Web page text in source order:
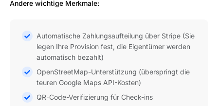
Andere wichtige Merkmale:
Automatische Zahlungsaufteilung über Stripe (Sie
legen Ihre Provision fest, die Eigentümer werden
automatisch bezahlt)
OpenStreetMap-Unterstützung (überspringt die
teuren Google Maps API-Kosten)
QR-Code-Verifizierung für Check-ins